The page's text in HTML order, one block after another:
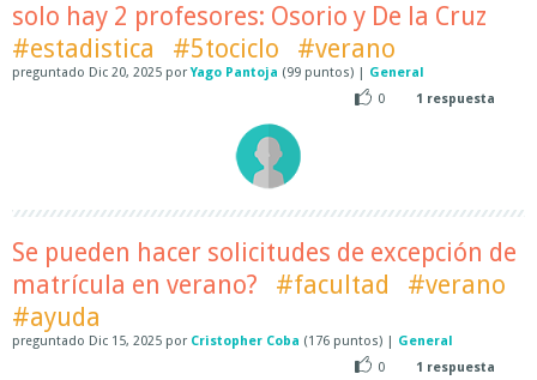
solo hay 2 profesores: Osorio y De la Cruz
#estadistica
#5tociclo #verano
preguntado Dic 20, 2025 porYago Pantoja (99 puntos) | General
0
1 respuesta
Se pueden hacer solicitudes de excepción de
matrícula en verano?
#facultad
#verano
#ayuda
preguntado Dic 15, 2025 por Cristopher Coba (176 puntos) | General
0
1 respuesta